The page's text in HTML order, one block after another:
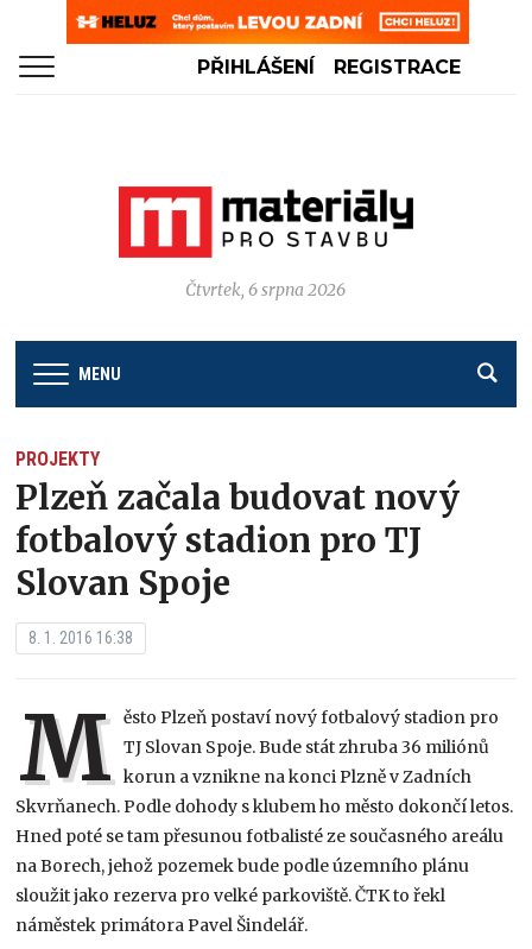
PŘIHLÁŠENÍ REGISTRACE
Čtvrtek, 6 srpna 2026
MENU
PROJEKTY
Plzeň začala budovat nový
fotbalový stadion pro TJ
Slovan Spoje
8. 1. 2016 16:38
M ěsto Plzeň postaví nový fotbalový stadion pro
TJ Slovan Spoje. Bude stát zhruba 36 miliónů
korun a vznikne na konci Plzně v Zadních
Skvrňanech. Podle dohody s klubem ho město dokončí letos.
Hned poté se tam přesunou fotbalisté ze současného areálu
na Borech, jehož pozemek bude podle územního plánu
sloužit jako rezerva pro velké parkoviště. ČTK to řekl
náměstek primátora Pavel Šindelář.